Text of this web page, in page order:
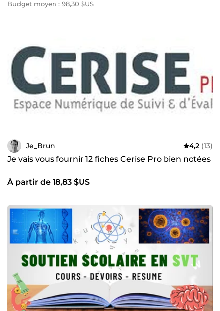
Budget moyen : 98,30 $US
Je_Brun 4,2 (13)
Je vais vous fournir 12 fiches Cerise Pro bien notées
À partir de 18,83 $US